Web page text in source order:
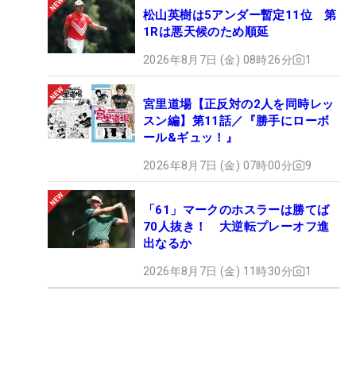
松山英樹は5アンダー暫定11位 第
1Rは悪天候のため順延
2026年8月7日 (金) 08時26分 1
宮里道場【正反対の2人を同時レッ
スン編】第11話／『勝手にローボ
ール&ギュッ！』
2026年8月7日 (金) 07時00分 9
「61」マークのホスラーは勝てば
70人抜き！ 大逆転プレーオフ進
出なるか
2026年8月7日 (金) 11時30分 1